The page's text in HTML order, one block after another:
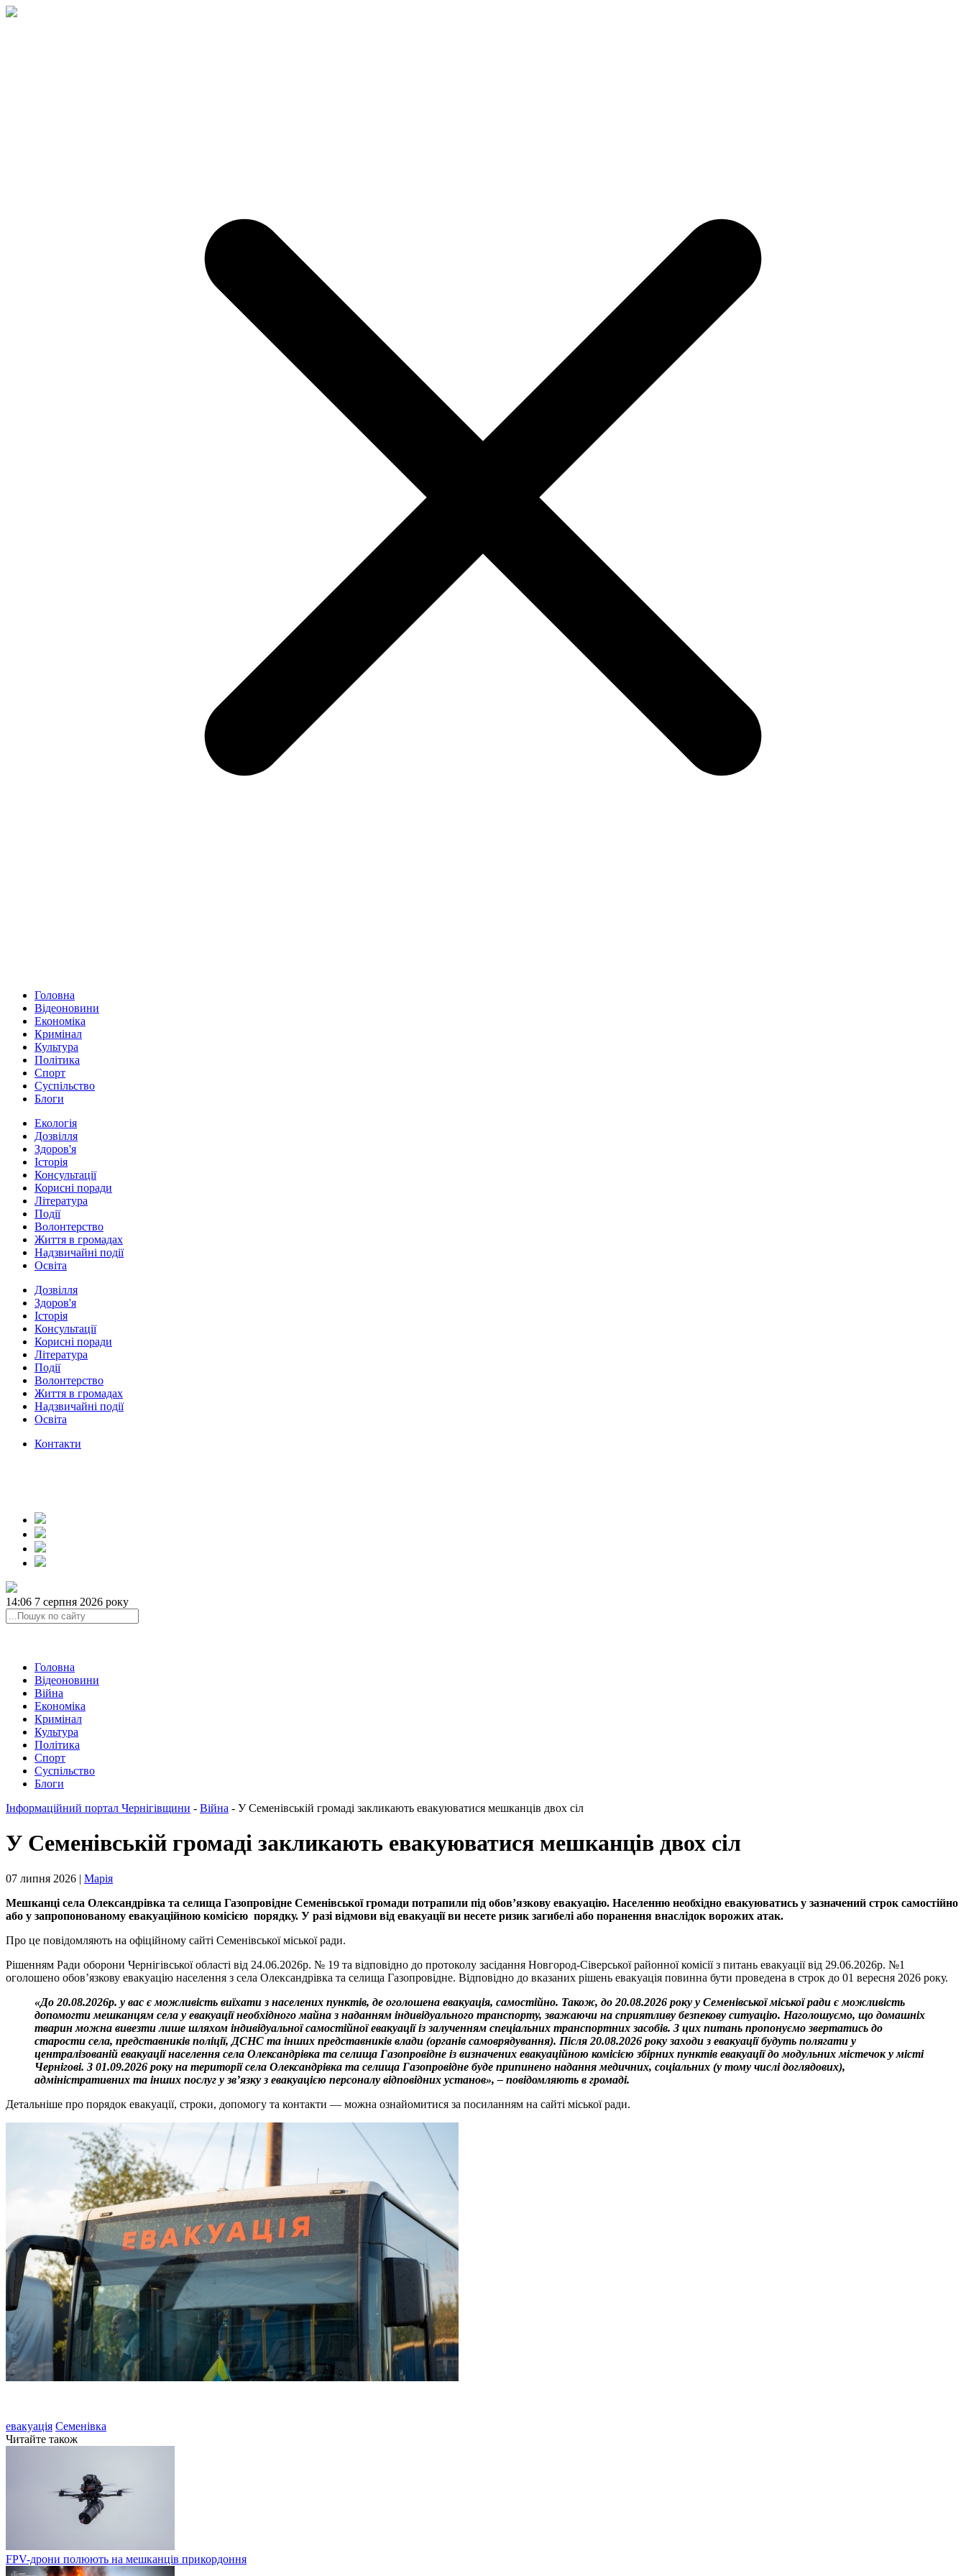
Головна
Відеоновини
Економіка
Кримінал
Культура
Політика
Спорт
Суспільство
Блоги
Екологія
Дозвілля
Здоров'я
Історія
Консультації
Корисні поради
Література
Події
Волонтерство
Життя в громадах
Надзвичайні події
Освіта
Дозвілля
Здоров'я
Історія
Консультації
Корисні поради
Література
Події
Волонтерство
Життя в громадах
Надзвичайні події
Освіта
Контакти
14:06 7 серпня 2026 року
Головна
Відеоновини
Війна
Економіка
Кримінал
Культура
Політика
Спорт
Суспільство
Блоги
Інформаційний портал Чернігівщини - Війна - У Семенівській громаді закликають евакуюватися мешканців двох сіл
У Семенівській громаді закликають евакуюватися мешканців двох сіл
07 липня 2026 | Марія
Мешканці села Олександрівка та селища Газопровідне Семенівської громади потрапили під обов’язкову евакуацію. Населенню необхідно евакуюватись у зазначений строк самостійно
або у запропонованому евакуаційною комісією порядку. У разі відмови від евакуації ви несете ризик загибелі або поранення внаслідок ворожих атак.
Про це повідомляють на офіційному сайті Семенівської міської ради.
Рішенням Ради оборони Чернігівської області від 24.06.2026р. № 19 та відповідно до протоколу засідання Новгород-Сіверської районної комісії з питань евакуації від 29.06.2026р. №1
оголошено обов’язкову евакуацію населення з села Олександрівка та селища Газопровідне. Відповідно до вказаних рішень евакуація повинна бути проведена в строк до 01 вересня 2026 року.
«До 20.08.2026р. у вас є можливість виїхати з населених пунктів, де оголошена евакуація, самостійно. Також, до 20.08.2026 року у Семенівської міської ради є можливість
допомогти мешканцям села у евакуації необхідного майна з наданням індивідуального транспорту, зважаючи на сприятливу безпекову ситуацію. Наголошуємо, що домашніх
тварин можна вивезти лише шляхом індивідуальної самостійної евакуації із залученням спеціальних транспортних засобів. З цих питань пропонуємо звертатись до
старости села, представників поліції, ДСНС та інших представників влади (органів самоврядування). Після 20.08.2026 року заходи з евакуації будуть полягати у
централізованій евакуації населення села Олександрівка та селища Газопровідне із визначених евакуаційною комісією збірних пунктів евакуації до модульних містечок у місті
Чернігові. З 01.09.2026 року на території села Олександрівка та селища Газопровідне буде припинено надання медичних, соціальних (у тому числі доглядових),
адміністративних та інших послуг у зв’язку з евакуацією персоналу відповідних установ», – повідомляють в громаді.
Детальніше про порядок евакуації, строки, допомогу та контакти — можна ознайомитися за посиланням на сайті міської ради.
евакуація Семенівка
Читайте також
FPV-дрони полюють на мешканців прикордоння